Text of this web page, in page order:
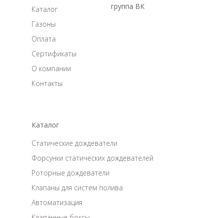
Каталог
Газоны
Оплата
Сертификаты
О компании
Контакты
Статические дождеватели
Форсунки статических дождевателей
Роторные дождеватели
Клапаны для систем полива
Автоматизация
Каталог
группа ВК